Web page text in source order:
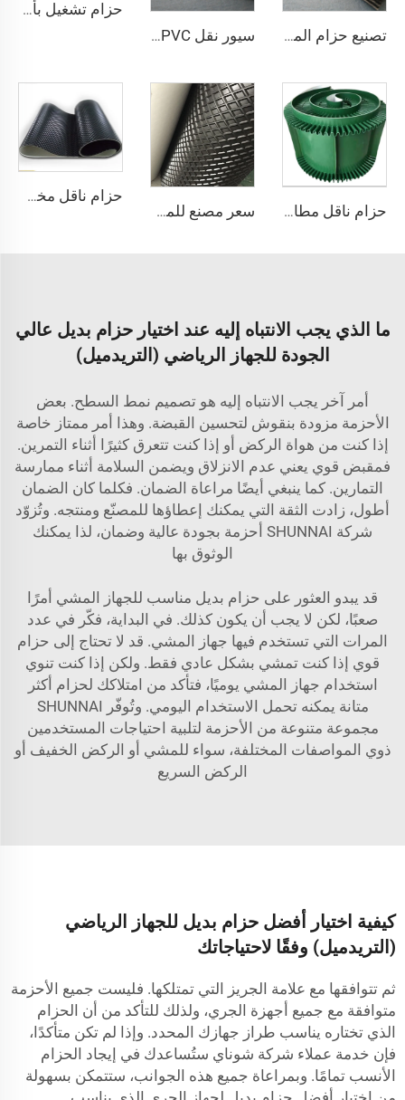
تصنيع حزام المشية من البلاستيك حزام ناقل من البلاستيك مادة مطاطية أحزمة ناقلة مخصصة سيور نقل PVC مضادة للكهرباء الساكنة، منخفضة الضجيج، سماكة 1.8 مم، باللون الأسود، بنمط معين من الـ PVC منخفض الصوت، تُستخدم في أجهزة الجري (الت treadmills)
حزام تشغيل بأسنان أمامية من مادة PVC/PU من مُصنّع احترافي صيني للمشي على جهاز الجري
حزام ناقل مطاطي مقاوم للصدمات من مادة PVC، بسطح صلب منسوج ومزود بحواف جانبية ونتوءات، مناسب للمشي والجري على أجهزة المشي سعر مصنع للمصنّع، حزام ناقل بتصميم ماسي من مادة PVC، حزام ناقل لآلة المشي والجري
حزام ناقل مخصص من مصنعي SHUNNAI بسطح لامع وحواف جانبية على شكل V وأسنان، حزام أسود من PVC ومطاط خشن السطح لآلة المشي الرياضية
ما الذي يجب الانتباه إليه عند اختيار حزام بديل عالي
الجودة للجهاز الرياضي (التريدميل)
أمر آخر يجب الانتباه إليه هو تصميم نمط السطح. بعض
الأحزمة مزودة بنقوش لتحسين القبضة. وهذا أمر ممتاز خاصة
إذا كنت من هواة الركض أو إذا كنت تتعرق كثيرًا أثناء التمرين.
فمقبض قوي يعني عدم الانزلاق ويضمن السلامة أثناء ممارسة
التمارين. كما ينبغي أيضًا مراعاة الضمان. فكلما كان الضمان
أطول، زادت الثقة التي يمكنك إعطاؤها للمصنّع ومنتجه. وتُزوّد
شركة SHUNNAI أحزمة بجودة عالية وضمان، لذا يمكنك
الوثوق بها
قد يبدو العثور على حزام بديل مناسب للجهاز المشي أمرًا
صعبًا، لكن لا يجب أن يكون كذلك. في البداية، فكّر في عدد
المرات التي تستخدم فيها جهاز المشي. قد لا تحتاج إلى حزام
قوي إذا كنت تمشي بشكل عادي فقط. ولكن إذا كنت تنوي
استخدام جهاز المشي يوميًا، فتأكد من امتلاكك لحزام أكثر
متانة يمكنه تحمل الاستخدام اليومي. وتُوفّر SHUNNAI
مجموعة متنوعة من الأحزمة لتلبية احتياجات المستخدمين
ذوي المواصفات المختلفة، سواء للمشي أو الركض الخفيف أو
الركض السريع
كيفية اختيار أفضل حزام بديل للجهاز الرياضي
(التريدميل) وفقًا لاحتياجاتك
ثم تتوافقها مع علامة الجريز التي تمتلكها. فليست جميع الأحزمة
متوافقة مع جميع أجهزة الجري، ولذلك للتأكد من أن الحزام
الذي تختاره يناسب طراز جهازك المحدد. وإذا لم تكن متأكدًا،
فإن خدمة عملاء شركة شوناي ستُساعدك في إيجاد الحزام
الأنسب تمامًا. وبمراعاة جميع هذه الجوانب، ستتمكن بسهولة